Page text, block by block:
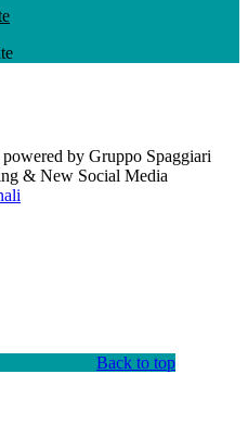
by Gruppo Spaggiari
& New Social Media
Back to top